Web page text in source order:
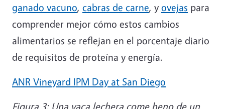
ganado vacuno, cabras de carne, y ovejas para
comprender mejor cómo estos cambios
alimentarios se reflejan en el porcentaje diario
de requisitos de proteína y energía.
ANR Vineyard IPM Day at San Diego
Figura 3: Una vaca lechera come heno de un